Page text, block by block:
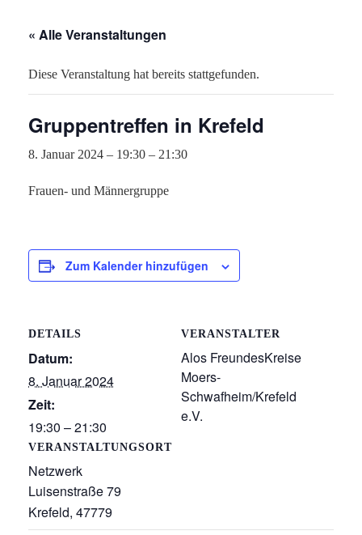
« Alle Veranstaltungen
Diese Veranstaltung hat bereits stattgefunden.
Gruppentreffen in Krefeld
8. Januar 2024 – 19:30 – 21:30
Frauen- und Männergruppe
Zum Kalender hinzufügen
DETAILS
Datum:
8. Januar 2024
Zeit:
19:30 – 21:30
VERANSTALTUNGSORT
Netzwerk
Luisenstraße 79
Krefeld, 47779
VERANSTALTER
Alos FreundesKreise
Moers-
Schwafheim/Krefeld
e.V.